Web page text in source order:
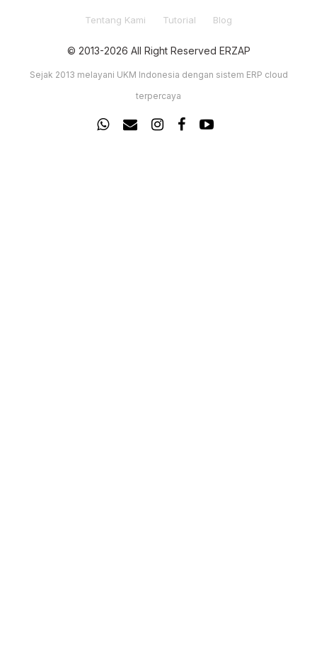
Tentang Kami Tutorial Blog
© 2013-2026 All Right Reserved ERZAP
Sejak 2013 melayani UKM Indonesia dengan sistem ERP cloud
terpercaya